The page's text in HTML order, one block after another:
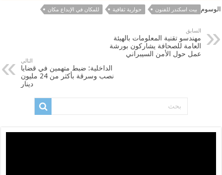
الوسوم بيت اسكندر للفنون حوارية ثقافية للمكان في الإبداع مكان
السابق
مهندسو تقنية المعلومات بالهيئة
العامة للصحافة يشاركون بورشة
عمل حول الأمن السيبراني
التالي
الداخلية: ضبط متهمين في قضايا
نصب وسرقة بأكثر من 24 مليون
دينار